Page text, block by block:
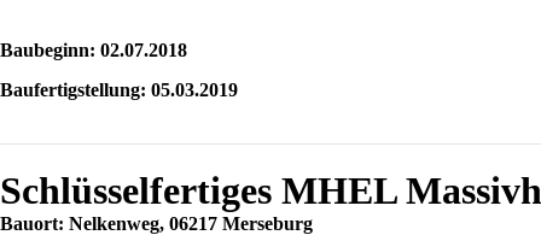
Baubeginn: 02.07.2018
Baufertigstellung: 05.03.2019
Schlüsselfertiges MHEL
Bauort: Nelkenweg, 06217 Merseburg